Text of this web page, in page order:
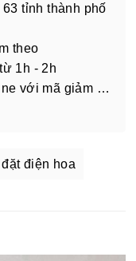
tỉnh thành phố
theo
1h - 2h
Giảm cho khách hàng đặt online với mã giảm giá
điện hoa